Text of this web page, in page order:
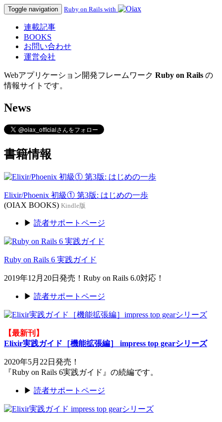
Toggle navigation Ruby on Rails with
連載記事
BOOKS
お問い合わせ
運営会社
Webアプリケーション開発フレームワーク Ruby on Rails の
情報サイトです。
News
書籍情報
Elixir/Phoenix 初級① 第3版: はじめの一歩
(OIAX BOOKS) Kindle版
▶ 読者サポートページ
Ruby on Rails 6 実践ガイド
2019年12月20日発売！Ruby on Rails 6.0対応！
▶ 読者サポートページ
【最新刊】
Elixir実践ガイド［機能拡張編］ impress top gearシリーズ
2020年5月22日発売！
『Ruby on Rails 6実践ガイド』の続編です。
▶ 読者サポートページ